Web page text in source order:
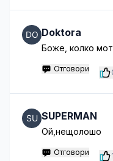
Doktora
Боже, колко
Отговори
SUPERMAN
Ой,нещолошо
Отговори 1